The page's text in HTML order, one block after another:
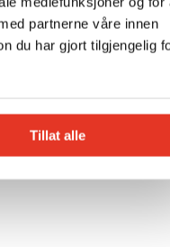
partnerne våre innen
du har gjort tilgjengelig
Tillat alle